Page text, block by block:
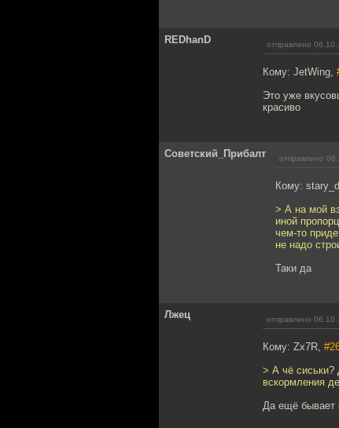
REDhanD отправлено
Кому: JetWing,
Это уже
красиво
Советский_Прибалт отправлено
Кому:
> А на мой
иной
чем-то
не надо
Таки да
Лжец отправлено
Кому: Zx7R,
> А чё сиськи?
вскормления
Да ещё бывает